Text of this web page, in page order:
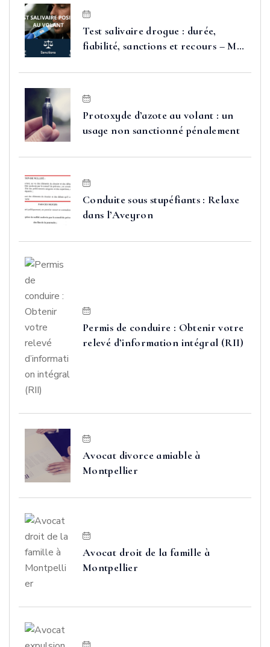
Test salivaire drogue : durée,
fiabilité, sanctions et recours – Me
Protoxyde d’azote au volant : un
usage non sanctionné pénalement
Conduite sous stupéfiants : Relaxe
dans l’Aveyron
Permis de conduire : Obtenir votre
relevé d’information intégral (RII)
Avocat divorce amiable à
Montpellier
Avocat droit de la famille à
Montpellier